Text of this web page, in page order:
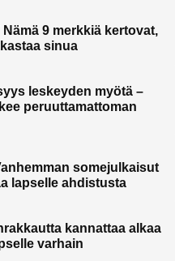
Nämä 9 merkkiä kertovat,
sinua
leskeyden myötä –
peruuttamattoman
somejulkaisut
lapselle ahdistusta
kannattaa alkaa
varhain